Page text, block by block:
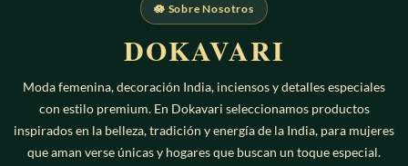
🪷 Sobre Nosotros
DOKAVARI
Moda femenina, decoración India, inciensos y detalles especiales
con estilo premium. En Dokavari seleccionamos productos
inspirados en la belleza, tradición y energía de la India, para mujeres
que aman verse únicas y hogares que buscan un toque especial.